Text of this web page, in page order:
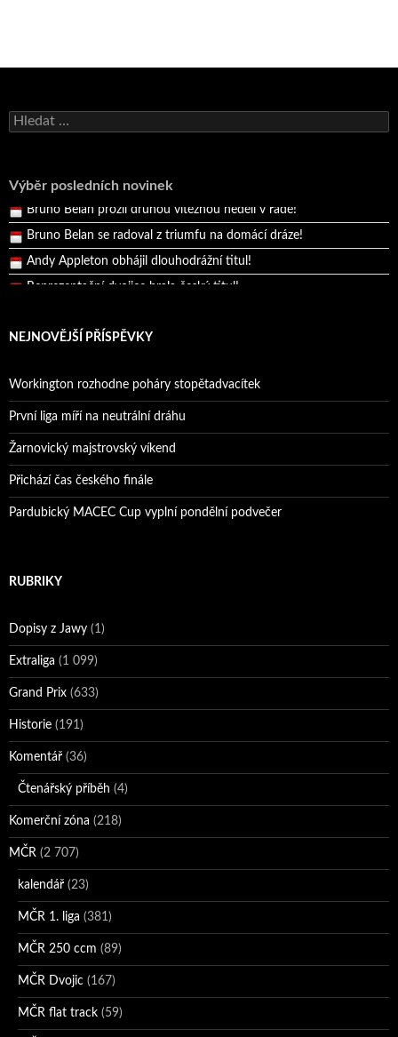
Vyhledávání
Výběr posledních novinek
Andy Appleton obhájil dlouhodrážní titul!
Bruno Belan prožil druhou vítěznou neděli v řadě!
Bruno Belan se radoval z triumfu na domácí dráze!
Reprezentační dvojice brala český titul!
NEJNOVĚJŠÍ PŘÍSPĚVKY
Workington rozhodne poháry stopětadvacítek
První liga míří na neutrální dráhu
Žarnovický majstrovský víkend
Přichází čas českého finále
Pardubický MACEC Cup vyplní pondělní podvečer
RUBRIKY
Dopisy z Jawy (1)
Extraliga (1 099)
Grand Prix (633)
Historie (191)
Komentář (36)
Čtenářský příběh (4)
Komerční zóna (218)
MČR (2 707)
kalendář (23)
MČR 1. liga (381)
MČR 250 ccm (89)
MČR Dvojic (167)
MČR flat track (59)